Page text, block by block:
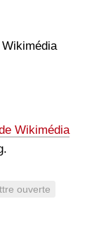
Wikimédia
ouverte